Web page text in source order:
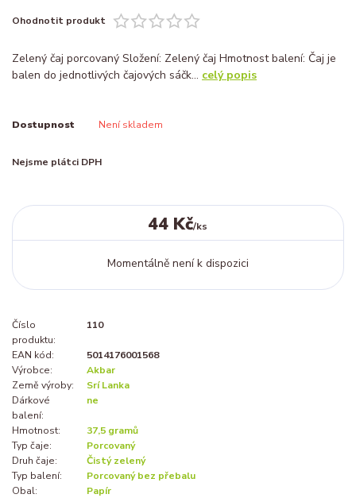
Ohodnotit produkt
Zelený čaj porcovaný Složení: Zelený čaj Hmotnost balení: Čaj je
balen do jednotlivých čajových sáčk... celý popis
Dostupnost Není skladem
Nejsme plátci DPH
44 Kč/ks
Momentálně není k dispozici
Číslo
produktu:
110
EAN kód:
5014176001568
Výrobce:
Akbar
Země výroby:
Srí Lanka
Dárkové
balení:
ne
Hmotnost:
37,5 gramů
Typ čaje:
Porcovaný
Druh čaje:
Čistý zelený
Typ balení:
Porcovaný bez přebalu
Obal:
Papír